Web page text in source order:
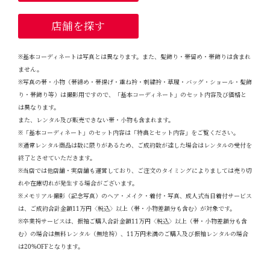
店舗を探す
※基本コーディネートは写真とは異なります。また、髪飾り・帯留め・帯飾りは含まれ
ません。
※写真の帯・小物（帯締め・帯揚げ・重ね衿・刺繍衿・草履・バッグ・ショール・髪飾
り・帯飾り等）は撮影用ですので、「基本コーディネート」のセット内容及び価格と
は異なります。
また、レンタル及び販売できない帯・小物も含まれます。
※「基本コーディネート」のセット内容は「特典とセット内容」をご覧ください。
※通常レンタル商品は数に限りがあるため、ご成約数が達した場合はレンタルの受付を
終了とさせていただきます。
※当店では他店舗・実店舗も運営しており、ご注文のタイミングによりましては売り切
れや在庫切れが発生する場合がございます。
※メモリアル撮影（記念写真）のヘア・メイク・着付・写真、成人式当日着付サービス
は、ご成約合計金額11万円〈税込〉以上（帯・小物差額分も含む）が対象です。
※卒業袴サービスは、振袖ご購入合計金額11万円〈税込〉以上（帯・小物差額分も含
む）の場合は無料レンタル（無地袴）、11万円未満のご購入及び振袖レンタルの場合
は20%OFFとなります。